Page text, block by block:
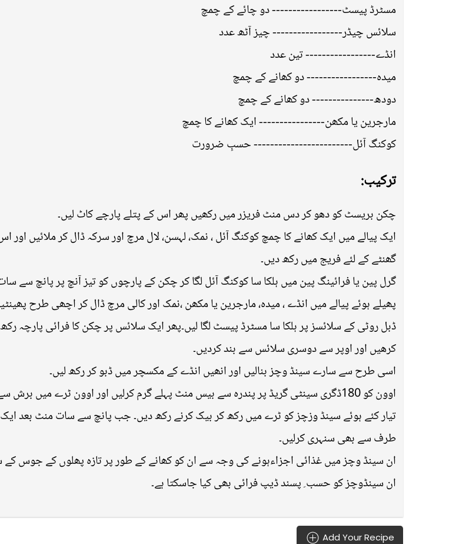
مسٹرڈ پیسٹ----------------- دو چائے کے چمچ
سلائس چیڈر----------------- چیز آٹھ عدد
انڈے----------------- تین عدد
میدہ----------------- دو کھانے کے چمچ
دودھ--------------- دو کھانے کے چمچ
مارجرین یا مکھن---------------- ایک کھانے کا چمچ
کوکنگ آئل------------------------ حسبِ ضرورت
ترکیب:
چکن بریسٹ کو دھو کر دس منٹ فریزر میں رکھیں پھر اس کے پتلے پارچے کاٹ لیں۔
ایک پیالے میں ایک کھانے کا چمچ کوکنگ آئل ، نمک، لہسن، لال مرچ اور سرکہ ڈال کر ملائیں
گھنٹے کے لئے فریج میں رکھ دیں۔
گرل پین یا فرائینگ پین میں ہلکا سا کوکنگ آئل لگا کر چکن کے پارچوں کو تیز آنچ پر پانچ سے
پھیلے ہوئے پیالے میں انڈے ، میدہ، مارجرین یا مکھن ،نمک اور کالی مرچ ڈال کر اچھی طرح
ڈبل روٹی کے سلائسز پر ہلکا سا مسٹرڈ پیسٹ لگا لیں۔پھر ایک سلائس پر چکن کا فرائی پارچہ
کرھیں اور اوپر سے دوسری سلائس سے بند کردیں۔
اسی طرح سے سارے سینڈ وچز بنالیں اور انھیں انڈے کے مکسچر میں ڈبو کر رکھ لیں۔
اوون کو 180ڈگری سینٹی گریڈ پر پندرہ سے بیس منٹ پہلے گرم کرلیں اور اوون ٹرے میں برش سے کوکنگ آئل لگا لیں ۔
تیار کئے ہوئے سینڈ وزچز کو ٹرے میں رکھ کر بیک کرنے رکھ دیں۔ جب پانچ سے سات منٹ بعد
طرف سے بھی سنہری کرلیں۔
ان سینڈ وچز میں غذائی اجزاءہونے کی وجہ سے ان کو کھانے کے طور پر تازہ پھلوں کے جوس
ان سینڈوچز کو حسب ِ پسند ڈیپ فرائی بھی کیا جاسکتا ہے۔
Add Your Recipe